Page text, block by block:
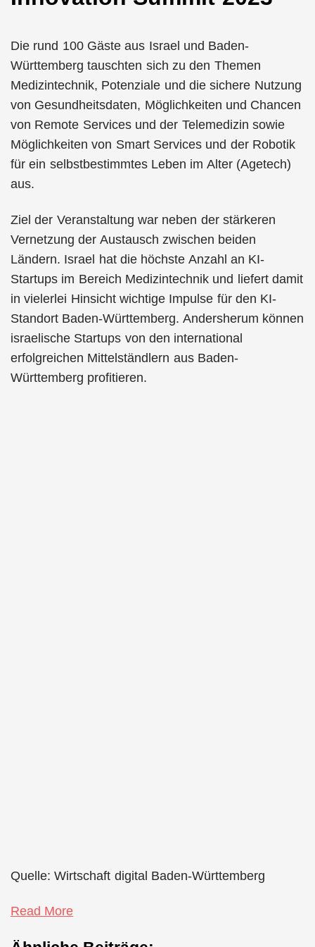
Die rund 100 Gäste aus Israel und Baden-
Württemberg tauschten sich zu den Themen
Medizintechnik, Potenziale und die sichere Nutzung
von Gesundheitsdaten, Möglichkeiten und Chancen
von Remote Services und der Telemedizin sowie
Möglichkeiten von Smart Services und der Robotik
für ein selbstbestimmtes Leben im Alter (Agetech)
aus.
Ziel der Veranstaltung war neben der stärkeren
Vernetzung der Austausch zwischen beiden
Ländern. Israel hat die höchste Anzahl an KI-
Startups im Bereich Medizintechnik und liefert damit
in vielerlei Hinsicht wichtige Impulse für den KI-
Standort Baden-Württemberg. Andersherum können
israelische Startups von den international
erfolgreichen Mittelständlern aus Baden-
Württemberg profitieren.
Quelle: Wirtschaft digital Baden-Württemberg
Read More